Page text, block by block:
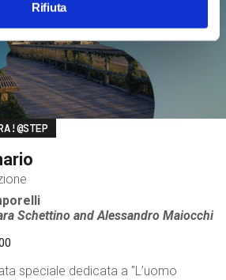
Rifiuta
Schettino andAlessandro Maiocchi
speciale dedicata a "L’uomo